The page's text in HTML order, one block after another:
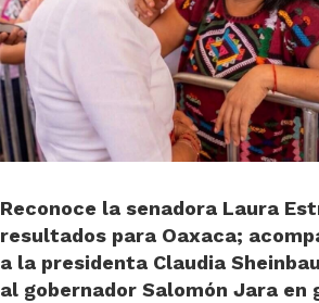
Reconoce la senadora Laura
resultados para Oaxaca;
a la presidenta Claudia
al gobernador Salomón Jara en